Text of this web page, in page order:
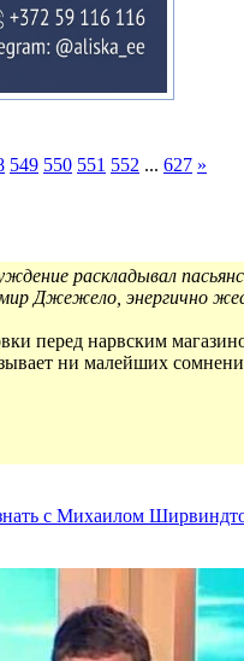
549 550 551 552 ... 627 »
раскладывал
Джежело, энергично
перед нарвским
ни малейших
с Михаилом